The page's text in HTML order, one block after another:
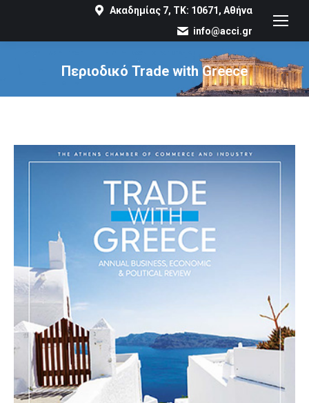
Ακαδημίας 7, ΤΚ: 10671, Αθήνα
info@acci.gr
Περιοδικό Trade with Greece
You are here: